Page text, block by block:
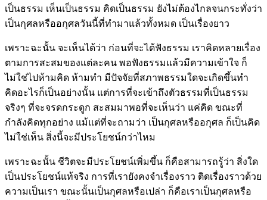
เป็นธรรม เห็นเป็นธรรม คิดเป็นธรรม ยังไม่ต้องไกลจนกระทั่งว่า
เป็นกุศลหรืออกุศลวันนี้ที่ทำมาแล้วทั้งหมด เป็นเรื่องยาว
เพราะฉะนั้น จะเห็นได้ว่า ก่อนที่จะได้ฟังธรรม เราคิดหลายเรื่อง
ตามการสะสมของแต่ละคน พอฟังธรรมแล้วมีความเข้าใจ ก็
ไม่ใช่ไปห้ามคิด ห้ามทำ มีปัจจัยที่สภาพธรรมใดจะเกิดขึ้นทำ
คิดอะไรก็เป็นอย่างนั้น แต่การที่จะเข้าถึงตัวธรรมที่เป็นธรรม
จริงๆ ที่จะจรดกระดูก สะสมมาพอที่จะเห็นว่า แค่คิด ขณะที่
กำลังคิดทุกอย่าง แม้แต่ที่จะถามว่า เป็นกุศลหรืออกุศล ก็เป็นคิด
ไม่ใช่เห็น สิ่งนี้จะมีประโยชน์กว่าไหม
เพราะฉะนั้น ชีวิตจะมีประโยชน์เพิ่มขึ้น ก็คือสามารถรู้ว่า สิ่งใด
เป็นประโยชน์แท้จริง การที่เรายังคงจำเรื่องราว ติดเรื่องราวด้วย
ความเป็นเรา ขณะนั้นเป็นกุศลหรือเปล่า ก็คือเราเป็นกุศลหรือ